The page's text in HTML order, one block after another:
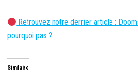
Retrouvez notre dernier article :
pourquoi pas ?
Similaire